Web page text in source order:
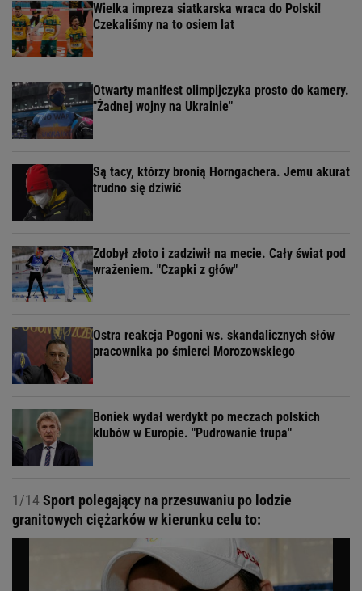
Wielka impreza siatkarska wraca do Polski!
Czekaliśmy na to osiem lat
Otwarty manifest olimpijczyka prosto do kamery.
"Żadnej wojny na Ukrainie"
Są tacy, którzy bronią Horngachera. Jemu akurat
trudno się dziwić
Zdobył złoto i zadziwił na mecie. Cały świat pod
wrażeniem. "Czapki z głów"
Ostra reakcja Pogoni ws. skandalicznych słów
pracownika po śmierci Morozowskiego
Boniek wydał werdykt po meczach polskich
klubów w Europie. "Pudrowanie trupa"
1/14Sport polegający na przesuwaniu po lodzie
granitowych ciężarków w kierunku celu to: